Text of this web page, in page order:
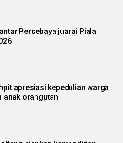
Persebaya juarai Piala
apresiasi kepedulian warga
anak orangutan